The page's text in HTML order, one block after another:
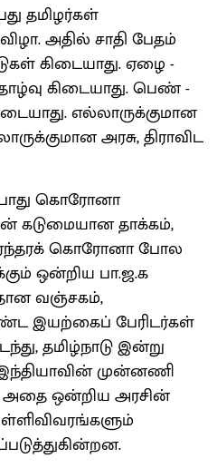
தமிழர்கள்
அதில் சாதி பேதம்
கிடையாது. ஏழை -
கிடையாது. பெண் -
எல்லாருக்குமான
அரசு, திராவிட
கொரோனா
கடுமையான தாக்கம்,
கொரோனா போல
ஒன்றிய பா.ஜ.க
வஞ்சகம்,
இயற்கைப் பேரிடர்கள்
தமிழ்நாடு இன்று
முன்னணி
அதை ஒன்றிய அரசின்